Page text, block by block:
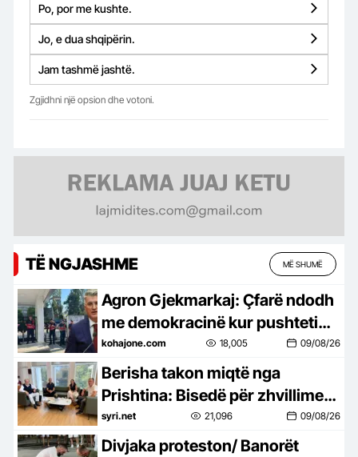
Po, por me kushte.
Jo, e dua shqipërin.
Jam tashmë jashtë.
Zgjidhni një opsion dhe votoni.
TË NGJASHME MË SHUMË
Agron Gjekmarkaj: Çfarë ndodh
me demokracinë kur pushteti
përpiqet t’i mbyllë gojën
medias?
kohajone.com 18,005 09/08/26
Berisha takon miqtë nga
Prishtina: Bisedë për zhvillimet
politike në Shqipëri dhe Kosovë
syri.net 21,096 09/08/26
Divjaka proteston/ Banorët